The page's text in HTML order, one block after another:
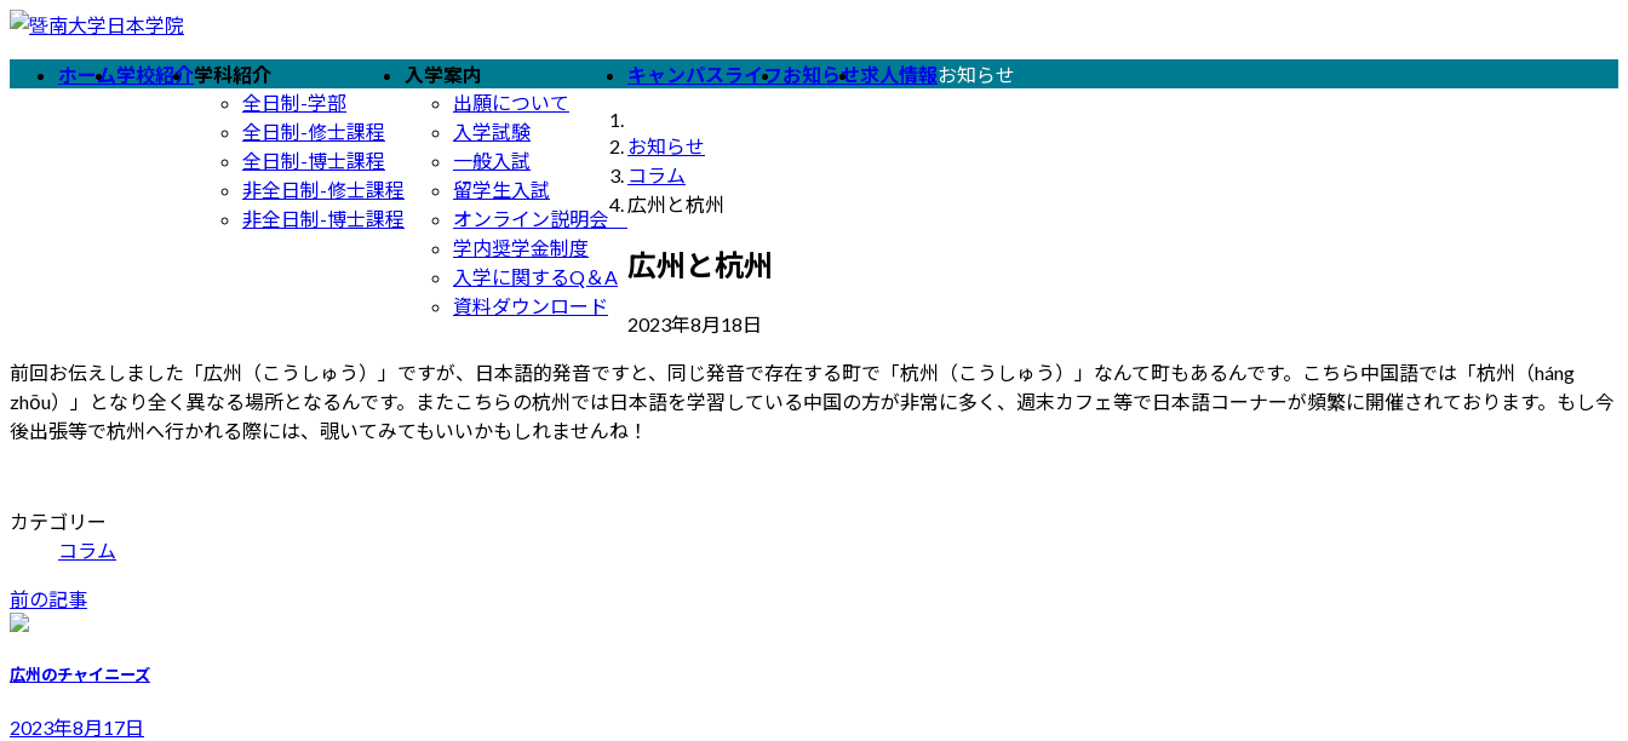
コ
ナ
ホーム学校紹介学科紹介
全日制-学部
全日制-修士課程
全日制-博士課程
非全日制-修士課程
非全日制-博士課程
入学案内
出願について
入学試験
一般入試
留学生入試
オンライン説明会
学内奨学金制度
入学に関するQ＆A
資料ダウンロード
キャンパスライフお知らせ求人情報お知らせ
お知らせ
コラム
広州と杭州
広州と杭州
2023年8月18日
前回お伝えしました「広州（こうしゅう）」ですが、日本語的発音ですと、同じ発音で存在する町で「杭州（こうしゅう）」なんて町もあるんです。こちら中国語では「杭州（háng
zhōu）」となり全く異なる場所となるんです。またこちらの杭州では日本語を学習している中国の方が非常に多く、週末カフェ等で日本語コーナーが頻繁に開催されております。もし今
後出張等で杭州へ行かれる際には、覗いてみてもいいかもしれませんね！
カテゴリー
コラム
前の記事
広州のチャイニーズ
2023年8月17日